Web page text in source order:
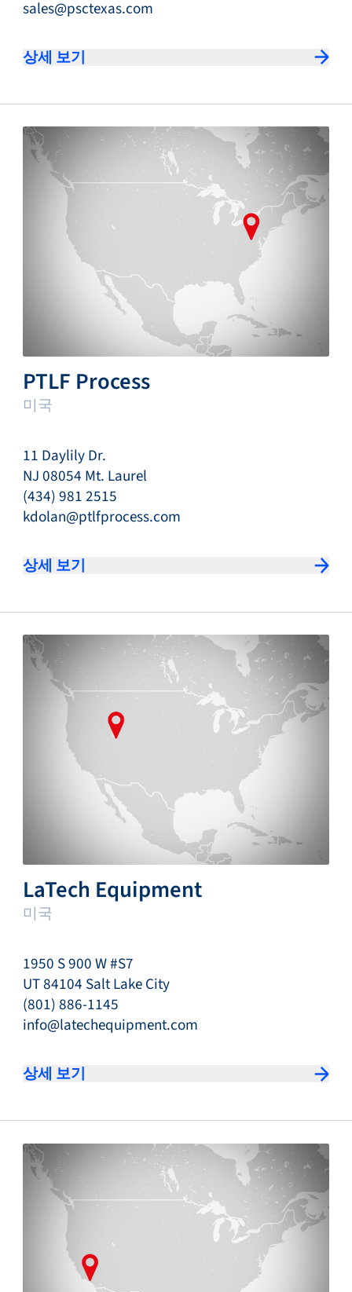
sales@psctexas.com
상세 보기
PTLF Process
미국
11 Daylily Dr.
NJ 08054 Mt. Laurel
(434) 981 2515
kdolan@ptlfprocess.com
상세 보기
LaTech Equipment
미국
1950 S 900 W #S7
UT 84104 Salt Lake City
(801) 886-1145
info@latechequipment.com
상세 보기